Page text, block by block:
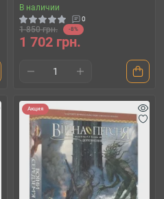
В наличии
0
1 850 грн. -8%
1 702 грн.
Акция